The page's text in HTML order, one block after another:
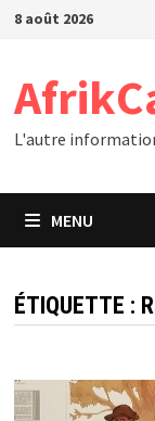
Passer
8 août 2026
L'autre
MENU
ÉTIQUETTE :